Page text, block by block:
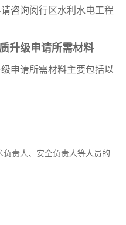
咨询闵行区水利水电工程
升级申请所需材料
申请所需材料主要包括以
责人、安全负责人等人员的